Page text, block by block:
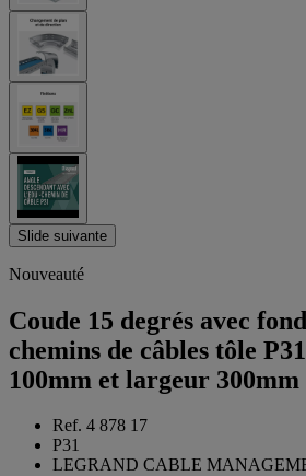
Slide suivante
Nouveauté
Coude 15 degrés avec
chemins de câbles tôle
100mm et largeur
Ref. 4 878 17
P31
LEGRAND CABLE